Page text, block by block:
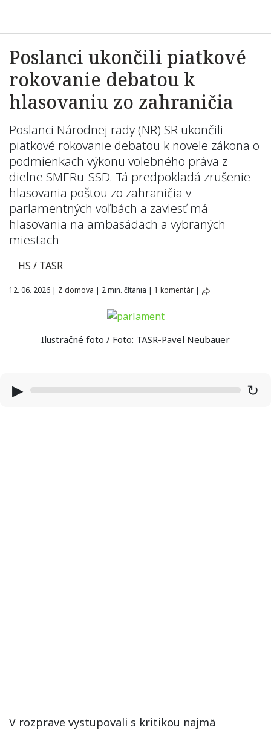
Poslanci ukončili piatkové
rokovanie debatou k
hlasovaniu zo zahraničia
Poslanci Národnej rady (NR) SR ukončili
piatkové rokovanie debatou k novele zákona o
podmienkach výkonu volebného práva z
dielne SMERu-SSD. Tá predpokladá zrušenie
hlasovania poštou zo zahraničia v
parlamentných voľbách a zaviesť má
hlasovania na ambasádach a vybraných
miestach
HS / TASR
12. 06. 2026 | Z domova | 2 min. čítania | 1 komentár |
Ilustračné foto / Foto: TASR-Pavel Neubauer
▶ ↻
V rozprave vystupovali s kritikou najmä